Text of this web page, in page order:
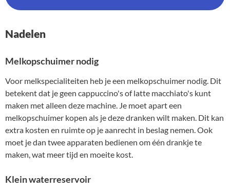
Nadelen
Melkopschuimer nodig
Voor melkspecialiteiten heb je een melkopschuimer nodig. Dit
betekent dat je geen cappuccino's of latte macchiato's kunt
maken met alleen deze machine. Je moet apart een
melkopschuimer kopen als je deze dranken wilt maken. Dit kan
extra kosten en ruimte op je aanrecht in beslag nemen. Ook
moet je dan twee apparaten bedienen om één drankje te
maken, wat meer tijd en moeite kost.
Klein waterreservoir